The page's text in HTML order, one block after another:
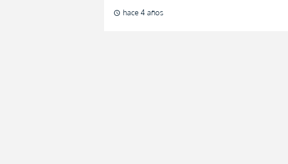
schedule hace 4 años